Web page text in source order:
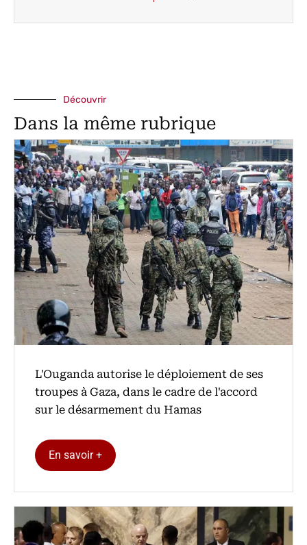
Découvrir
Dans la même rubrique
L'Ouganda autorise le déploiement de ses
troupes à Gaza, dans le cadre de l'accord
sur le désarmement du Hamas
En savoir +